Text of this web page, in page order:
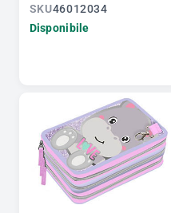
SKU46012034
Disponibile